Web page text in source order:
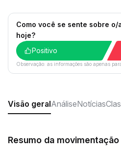
Como você se sente sobre o/
hoje?
Positivo
Observação: as informações são apenas
Visão geralAnáliseNotícias
Resumo da